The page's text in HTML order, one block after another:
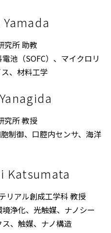
究所 助教
池（SOFC）、マイクロリ
、材料工学
究所 教授
制御、口腔内センサ、海洋
Katsumata
リアル創成工学科 教授
浄化、光触媒、ナノシー
、触媒、ナノ構造